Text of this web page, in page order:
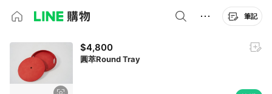
筆記
$4,800
圓萃Round Tray